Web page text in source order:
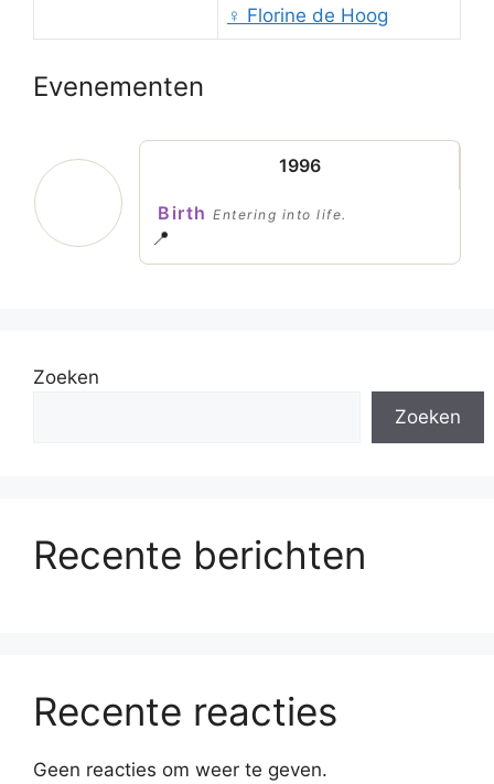
♀️ Florine de Hoog
Evenementen
1996
Birth Entering into life.
📍
Zoeken
Zoeken
Recente berichten
Recente reacties
Geen reacties om weer te geven.